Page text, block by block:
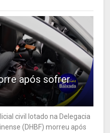
após sofrer
civil lotado na Delegacia
(DHBF) morreu após